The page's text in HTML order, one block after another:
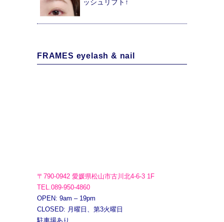
ッシュリフト↑
FRAMES eyelash & nail
〒790-0942 愛媛県松山市古川北4-6-3 1F
TEL.089-950-4860
OPEN: 9am – 19pm
CLOSED: 月曜日、第3火曜日
駐車場あり